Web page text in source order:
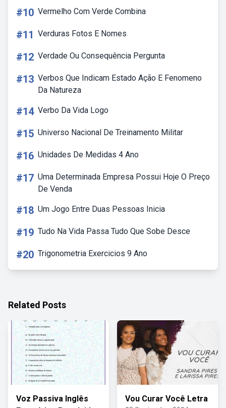
#10 Vermelho Com Verde Combina
#11 Verduras Fotos E Nomes
#12 Verdade Ou Consequência Pergunta
#13 Verbos Que Indicam Estado Ação E Fenomeno
Da Natureza
#14 Verbo Da Vida Logo
#15 Universo Nacional De Treinamento Militar
#16 Unidades De Medidas 4 Ano
#17 Uma Determinada Empresa Possui Hoje O Preço
De Venda
#18 Um Jogo Entre Duas Pessoas Inicia
#19 Tudo Na Vida Passa Tudo Que Sobe Desce
#20 Trigonometria Exercicios 9 Ano
Related Posts
Voz Passiva Inglês
Vou Curar Você Letra